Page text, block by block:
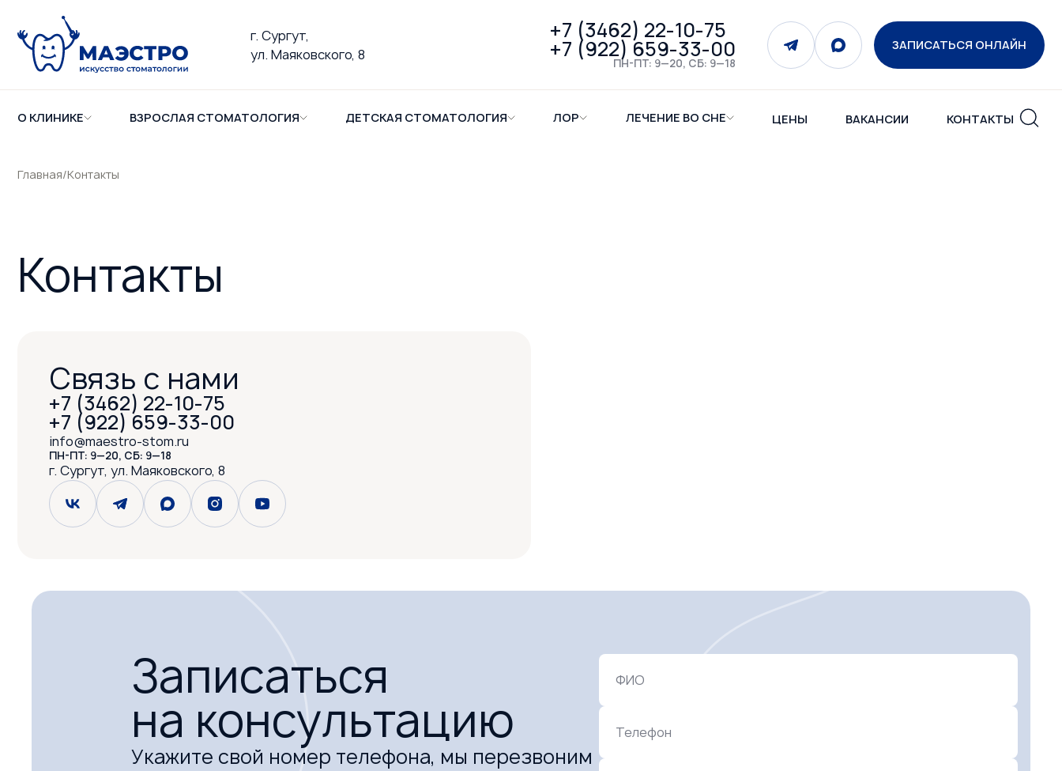
г. Сургут,
ул. Маяковского, 8
+7 (3462) 22-10-75
+7 (922) 659-33-00
ПН-ПТ: 9—20, СБ: 9—18
ЗАПИСАТЬСЯ ОНЛАЙН
О КЛИНИКЕ ВЗРОСЛАЯ СТОМАТОЛОГИЯ ДЕТСКАЯ СТОМАТОЛОГИЯ ЛОР ЛЕЧЕНИЕ ВО СНЕ ЦЕНЫ ВАКАНСИИ КОНТАКТЫ
Главная/Контакты
Контакты
Связь с нами
+7 (3462) 22-10-75
+7 (922) 659-33-00
info@maestro-stom.ru
ПН-ПТ: 9—20, СБ: 9—18
г. Сургут, ул. Маяковского, 8
Записаться
на консультацию
Укажите свой номер телефона, мы перезвоним
ФИО
Телефон